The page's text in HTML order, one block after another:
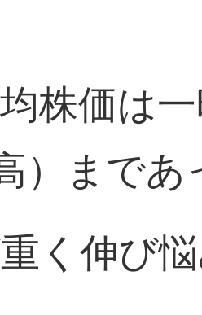
株価は
）まであ
重く伸び